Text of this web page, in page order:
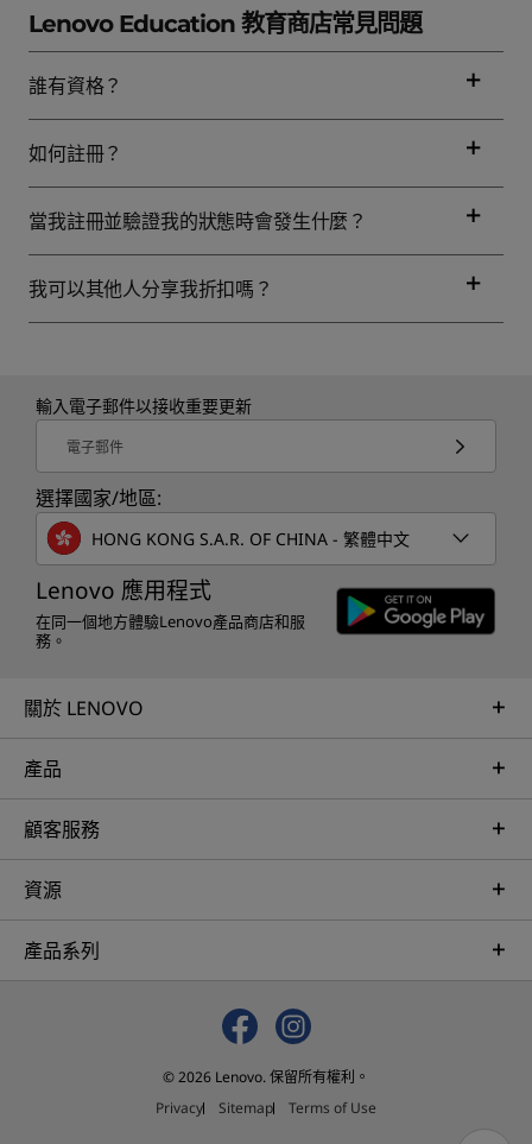
Lenovo Education 教育商店常見問題
誰有資格？
如何註冊？
當我註冊並驗證我的狀態時會發生什麼？
我可以其他人分享我折扣嗎？
輸入電子郵件以接收重要更新
電子郵件
選擇國家/地區:
HONG KONG S.A.R. OF CHINA - 繁體中文
Lenovo 應用程式
在同一個地方體驗Lenovo產品商店和服
務。
關於 LENOVO
產品
顧客服務
資源
產品系列
© 2026 Lenovo. 保留所有權利。
Privacy
Sitemap Terms of Use